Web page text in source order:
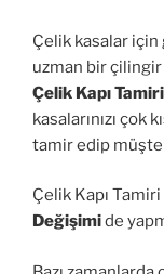
Çelik kasalar için
uzman bir çilingir
Çelik Kapı Tamiri
kasalarınızı
tamir edip
Çelik Kapı Tamiri
Değişimide